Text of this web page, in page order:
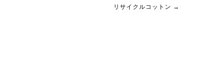
リサイクルコットン →